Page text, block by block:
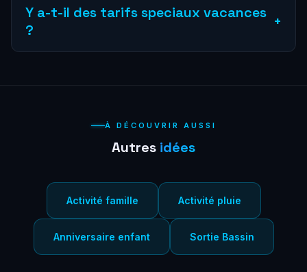
pendant les vacances scolaires car les créneaux se
Y a-t-il des tarifs speciaux vacances
?
+
À DÉCOUVRIR AUSSI
Autres idées
Activité famille Activité pluie
Anniversaire enfant Sortie Bassin